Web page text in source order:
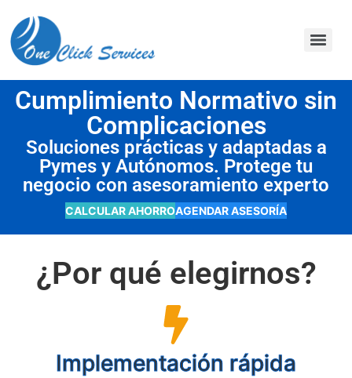
Cumplimiento Normativo sin
Complicaciones
Soluciones prácticas y adaptadas a
Pymes y Autónomos. Protege tu
negocio con asesoramiento experto
CALCULAR AHORROAGENDAR ASESORÍA
¿Por qué elegirnos?
Implementación rápida